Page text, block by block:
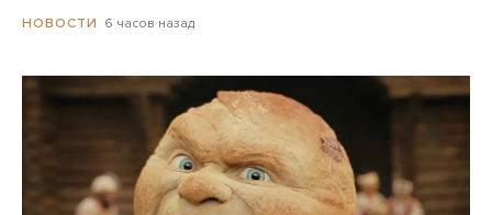
НОВОСТИ 6 часов назад